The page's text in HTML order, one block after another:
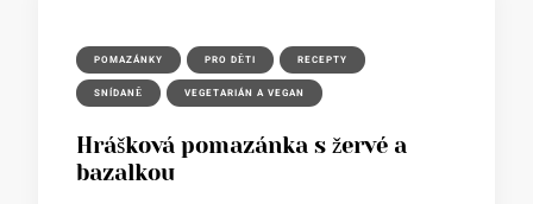
POMAZÁNKY PRO DĚTI RECEPTY
SNÍDANĚ VEGETARIÁN A VEGAN
Hrášková pomazánka s žervé a
bazalkou